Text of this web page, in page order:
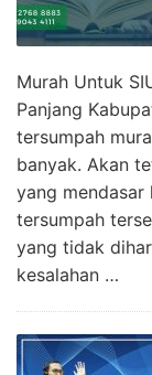
Murah Untuk
Panjang
tersumpah
banyak. Akan
yang mendasar
tersumpah
yang tidak
kesalahan …